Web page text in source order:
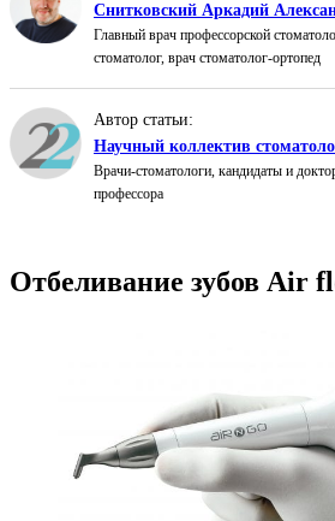
Снитковский Аркадий
Главный врач профессорской
стоматолог, врач стоматолог-ортопед
Автор статьи:
Научный коллектив
Врачи-стоматологи, кандидаты и
профессора
Отбеливание зубов Air